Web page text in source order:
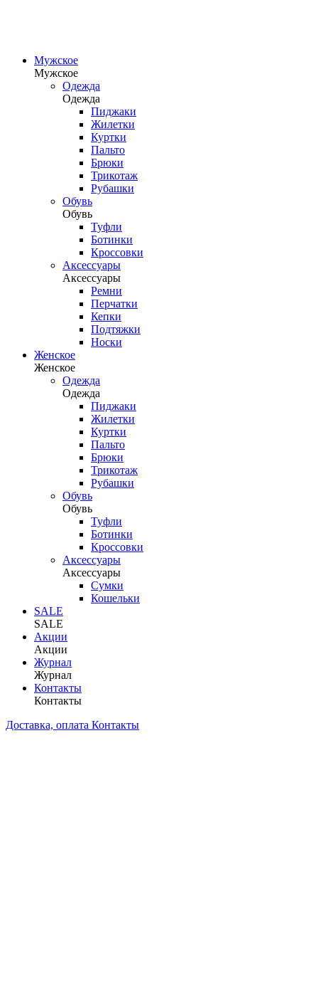
Мужское
Мужское
Одежда
Одежда
Пиджаки
Жилетки
Куртки
Пальто
Брюки
Трикотаж
Рубашки
Обувь
Обувь
Туфли
Ботинки
Кроссовки
Аксессуары
Аксессуары
Ремни
Перчатки
Кепки
Подтяжки
Носки
Женское
Женское
Одежда
Одежда
Пиджаки
Жилетки
Куртки
Пальто
Брюки
Трикотаж
Рубашки
Обувь
Обувь
Туфли
Ботинки
Кроссовки
Аксессуары
Аксессуары
Сумки
Кошельки
SALE
SALE
Акции
Акции
Журнал
Журнал
Контакты
Контакты
Доставка, оплата Контакты